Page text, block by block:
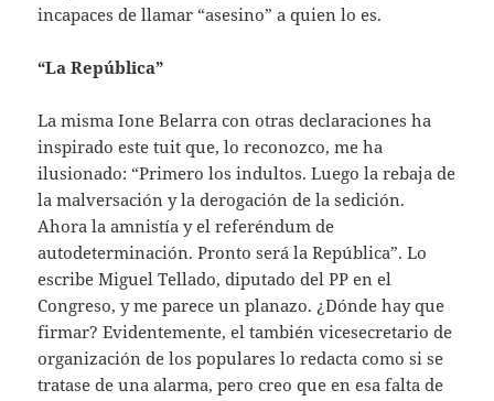
incapaces de llamar “asesino” a quien lo es.
“La República”
La misma Ione Belarra con otras declaraciones ha
inspirado este tuit que, lo reconozco, me ha
ilusionado: “Primero los indultos. Luego la rebaja de
la malversación y la derogación de la sedición.
Ahora la amnistía y el referéndum de
autodeterminación. Pronto será la República”. Lo
escribe Miguel Tellado, diputado del PP en el
Congreso, y me parece un planazo. ¿Dónde hay que
firmar? Evidentemente, el también vicesecretario de
organización de los populares lo redacta como si se
tratase de una alarma, pero creo que en esa falta de